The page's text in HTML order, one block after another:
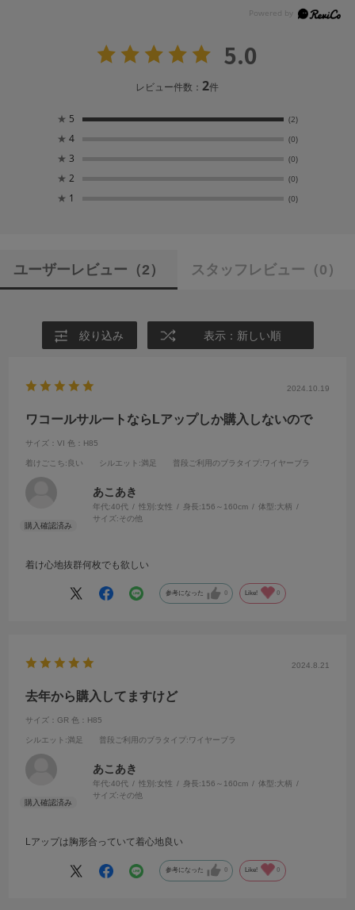
5.0
レビュー件数：2件
★ 5 (2)
★ 4 (0)
★ 3 (0)
★ 2 (0)
★ 1 (0)
ユーザーレビュー （2） スタッフレビュー （0）
絞り込み 表示：新しい順
2024.10.19
ワコールサルートならLアップしか購入しないので
サイズ：VI 色：H85
着けごこち:良い シルエット :満足 普段ご利用のブラタイプ :ワイヤーブラ
あこあき
年代:40代 性別:女性 身長:156～160cm 体型:大柄
サイズ: その他
着け心地抜群何枚でも欲しい
参考になった 0 Like! 0
2024.8.21
去年から購入してますけど
サイズ：GR 色：H85
シルエット :満足 普段ご利用のブラタイプ :ワイヤーブラ
あこあき
年代:40代 性別:女性 身長:156～160cm 体型:大柄
サイズ: その他
Lアップは胸形合っていて着心地良い
参考になった 0 Like! 0